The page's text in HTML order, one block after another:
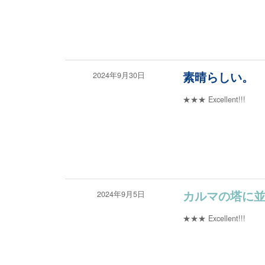
2024年9月30日 素晴らしい。
★★★ Excellent!!!
2024年9月5日 カルマの塔に
★★★ Excellent!!!